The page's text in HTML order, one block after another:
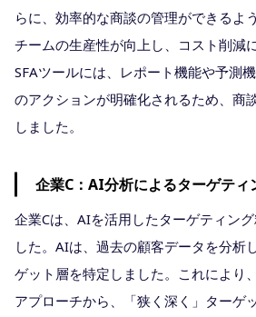
らに、効率的な商談の管理ができるよ
チームの生産性が向上し、コスト削減
SFAツールには、レポート機能や予測
のアクションが明確化されるため、商
しました。
企業C：AI分析によるターゲティ
企業Cは、AIを活用したターゲティン
した。AIは、過去の顧客データを分析
ゲット層を特定しました。これにより
アプローチから、「狭く深く」ターゲ